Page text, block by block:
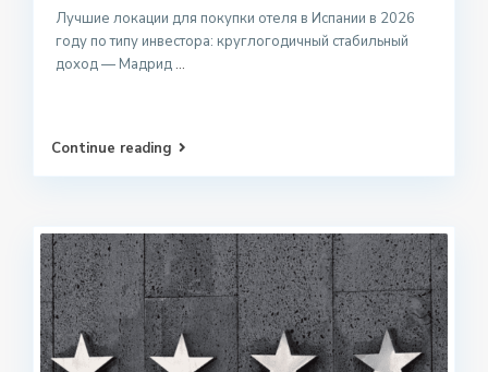
Лучшие локации для покупки отеля в Испании в 2026
году по типу инвестора: круглогодичный стабильный
доход — Мадрид ...
Continue reading